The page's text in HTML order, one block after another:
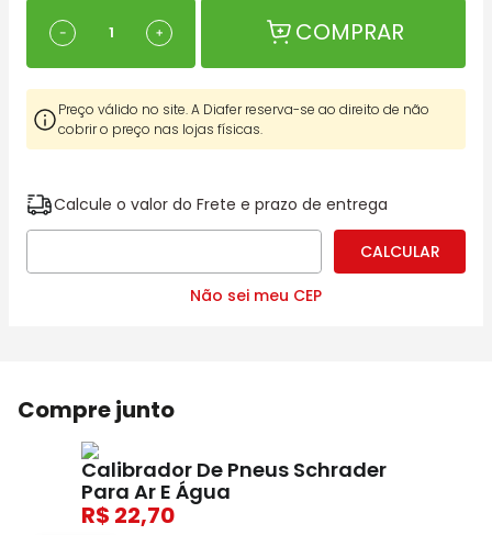
＋
－ COMPRAR
Preço válido no site. A Diafer reserva-se ao direito de não
cobrir o preço nas lojas físicas.
Calcule o valor do Frete e prazo de entrega
Não sei meu CEP
Compre junto
Calibrador De Pneus Schrader
Para Ar E Água
22,70